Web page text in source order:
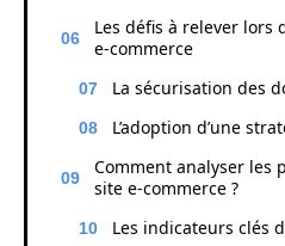
Les défis à relever lors
e-commerce
La sécurisation des
L’adoption d’une
Comment analyser les
site e-commerce ?
Les indicateurs clés